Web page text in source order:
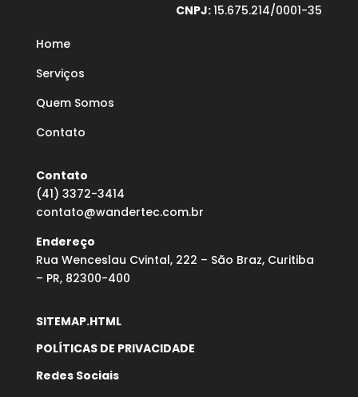
CNPJ:15.675.214/0001-35
Home
Serviços
Quem Somos
Contato
Contato
(41) 3372-3414
contato@wandertec.com.br
Endereço
Rua Wenceslau Cvintal, 222 – São Braz, Curitiba
– PR, 82300-400
SITEMAP.HTML
POLÍTICAS DE PRIVACIDADE
Redes Sociais